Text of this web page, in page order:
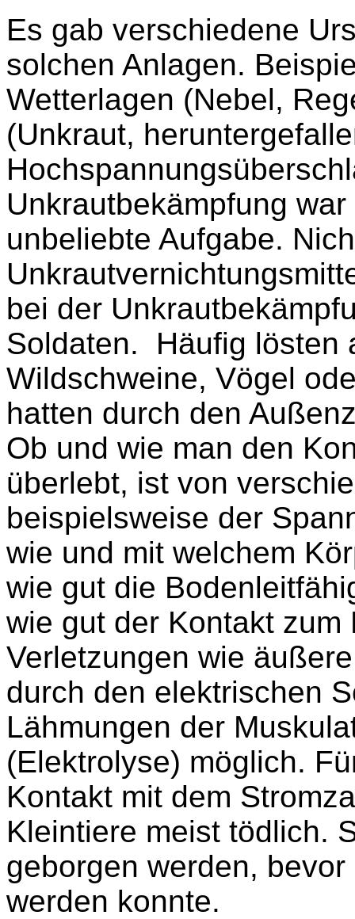
Es gab verschiedene
solchen Anlagen.
Wetterlagen (Nebel,
(Unkraut,
Unkrautbekämpfung
unbeliebte Aufgabe.
bei der
Soldaten. Häufig lösten
Wildschweine, Vögel
hatten durch den
Ob und wie man den
überlebt, ist von
beispielsweise der
wie und mit welchem
wie gut die
wie gut der Kontakt
Verletzungen wie
durch den elektrischen
Lähmungen der
(Elektrolyse) möglich.
Kontakt mit dem
Kleintiere meist tödlich.
geborgen werden,
werden konnte.